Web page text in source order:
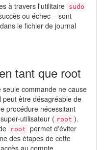
à travers l'utilitaire sudo
ou échec – sont
le fichier de journal
tant que root
commande ne cause
être désagréable de
procédure nécessitant
utilisateur ( root ).
root permet d'éviter
des étapes de cette